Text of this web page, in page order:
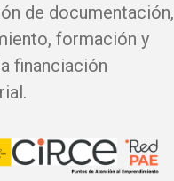
de documentación,
formación y
financiación